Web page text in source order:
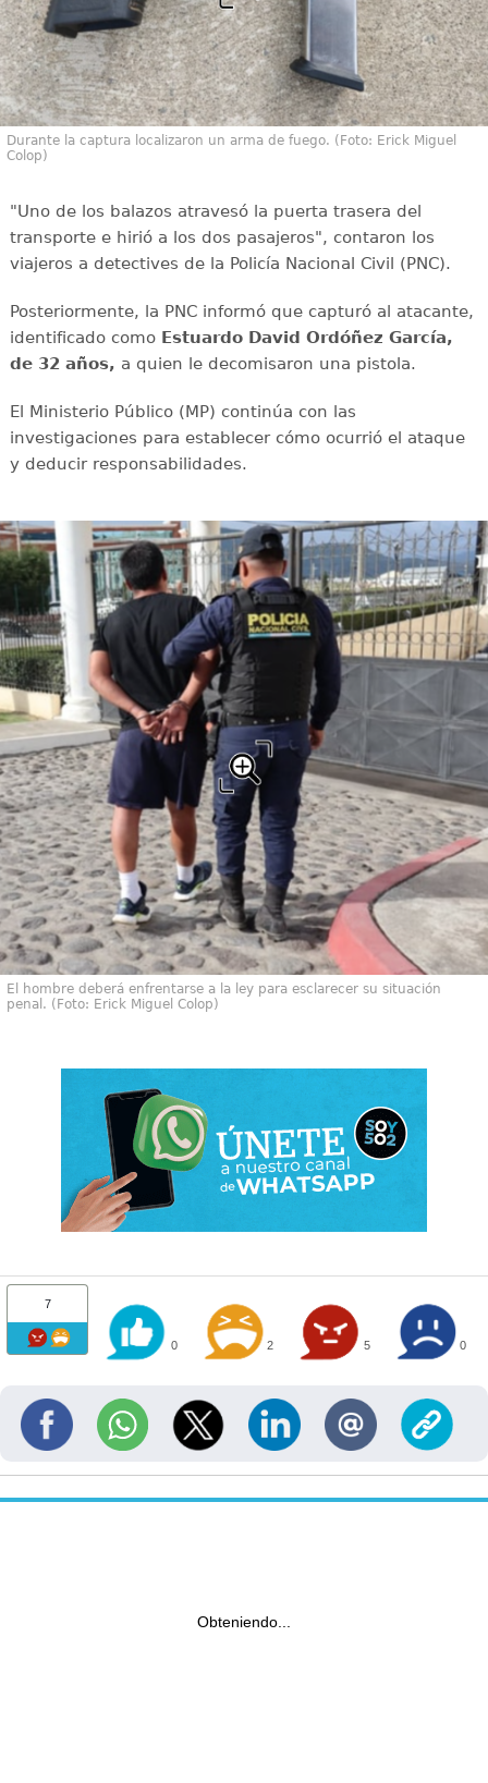
Durante la captura localizaron un arma de fuego. (Foto: Erick Miguel
Colop)
"Uno de los balazos atravesó la puerta trasera del
transporte e hirió a los dos pasajeros", contaron los
viajeros a detectives de la Policía Nacional Civil (PNC).
Posteriormente, la PNC informó que capturó al atacante,
identificado como Estuardo David Ordóñez García,
de 32 años, a quien le decomisaron una pistola.
El Ministerio Público (MP) continúa con las
investigaciones para establecer cómo ocurrió el ataque
y deducir responsabilidades.
El hombre deberá enfrentarse a la ley para esclarecer su situación
penal. (Foto: Erick Miguel Colop)
7
0 2 5 0
Obteniendo...